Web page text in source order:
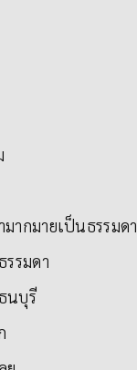
ากมายเป็นธรรมดา
รมดา
นบุรี